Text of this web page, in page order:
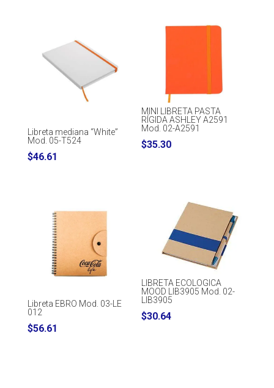
Libreta mediana “White”
Mod. 05-T524
$46.61
MINI LIBRETA PASTA
RÍGIDA ASHLEY A2591
Mod. 02-A2591
$35.30
Libreta EBRO Mod. 03-LE
012
$56.61
LIBRETA ECOLOGICA
MOOD LIB3905 Mod. 02-
LIB3905
$30.64